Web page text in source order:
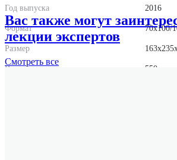
Год выпуска 2016
Формат 70x100/
Размер
Вес 550 г.
Вас также могут
лекции экспертов
Смотреть все